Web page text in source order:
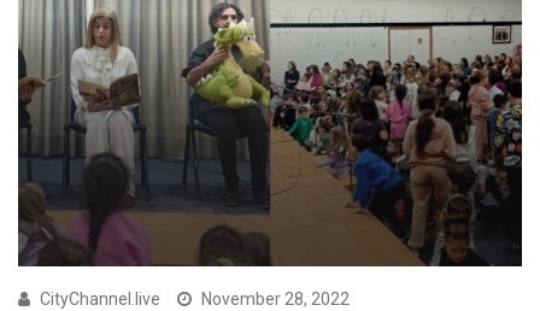
CityChannel.live November 28, 2022